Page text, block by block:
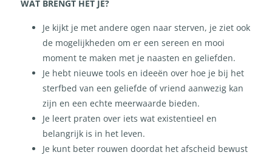
WAT BRENGT HET JE?
Je kijkt je met andere ogen naar sterven, je ziet ook
de mogelijkheden om er een sereen en mooi
moment te maken met je naasten en geliefden.
Je hebt nieuwe tools en ideeën over hoe je bij het
sterfbed van een geliefde of vriend aanwezig kan
zijn en een echte meerwaarde bieden.
Je leert praten over iets wat existentieel en
belangrijk is in het leven.
Je kunt beter rouwen doordat het afscheid bewust